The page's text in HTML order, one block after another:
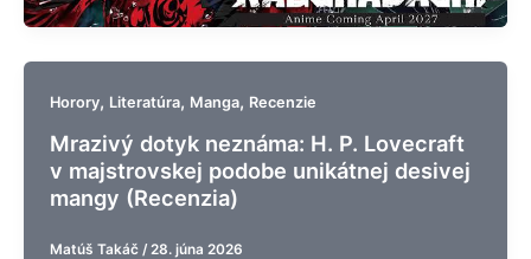
Horory, Literatúra, Manga, Recenzie
Mrazivý dotyk neznáma: H. P. Lovecraft
v majstrovskej podobe unikátnej desivej
mangy (Recenzia)
Matúš Takáč / 28. júna 2026